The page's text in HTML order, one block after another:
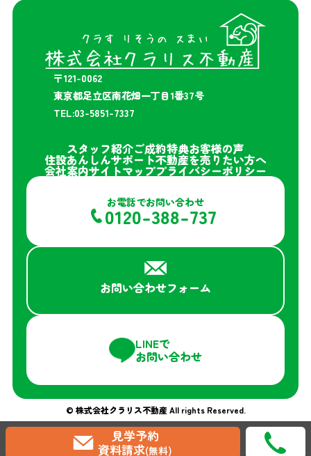
〒121-0062
東京都足立区南花畑一丁目1番37号
TEL:03-5851-7337
スタッフ紹介ご成約特典お客様の声
住設あんしんサポート不動産を売りたい方へ
会社案内サイトマッププライバシーポリシー
お電話でお問い合わせ
0120-388-737
お問い合わせフォーム
LINEで
お問い合わせ
© 株式会社クラリス不動産 All rights Reserved.
見学予約
資料請求(無料)